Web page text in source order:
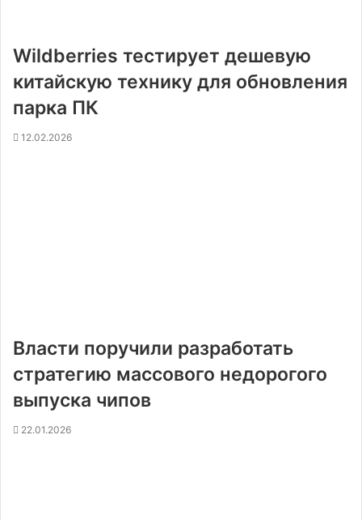
Wildberries тестирует дешевую
китайскую технику для обновления
парка ПК
12.02.2026
Власти поручили разработать
стратегию массового недорогого
выпуска чипов
22.01.2026